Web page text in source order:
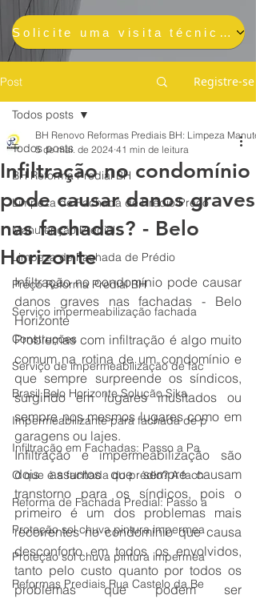
Solicite uma visita técnica gratuita e sem compromisso
Post Registre-se
Todos posts
BH Reforma Predial BH
Limpeza de Fachada de Prédio Preço
Manutenção Predial
Limpeza de Fachada de Prédio
Preço Reforma Predial BH
Serviço impermeabilização fachada
Construções
Serviço de impermeabilização de fac
Brasil Belo Horizonte Solução Sika
Impermeabilizante para fachada de p
Infiltração em Fachadas: Passo a Pa
O que é a fachada do prédio? A fach
Reforma de Fachada Predial: Passo a
Proteção sol chuva pintura impermea
Proteção sol chuva pintura impermea
Reformas Prediais Rua Castelo da Be
Todos posts
Infiltração no condomínio
pode causar danos graves
nas fachadas? - Belo
Horizonte
BH Renovo Reformas Prediais BH: Limpeza
5 de mai. de 2024 41 min de leitura
Infiltração no condomínio pode causar
danos graves nas fachadas - Belo
Horizonte
Problemas com infiltração é algo muito
comum na rotina de um condomínio e
que sempre surpreende os síndicos,
surgindo em lugares inusitados ou
sempre nos mesmos lugares como em
garagens ou lajes.
Infiltração e impermeabilização são
dois assuntos que sempre causam
transtorno para os síndicos, pois o
primeiro é um dos problemas mais
recorrentes no condomínio que causa
desconforto em todos os envolvidos,
tanto pelo custo quanto por todos os
problemas que podem ser